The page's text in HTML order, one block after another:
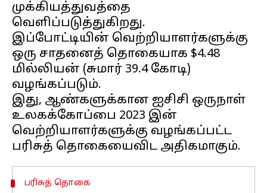
முக்கியத்துவத்தை
வெளிப்படுத்துகிறது.
இப்போட்டியின் வெற்றியாளர்களுக்கு
ஒரு சாதனைத் தொகையாக $4.48
மில்லியன் (சுமார் ₹39.4 கோடி)
வழங்கப்படும்.
இது, ஆண்களுக்கான ஐசிசி ஒருநாள்
உலகக்கோப்பை 2023 இன்
வெற்றியாளர்களுக்கு வழங்கப்பட்ட
பரிசுத் தொகை